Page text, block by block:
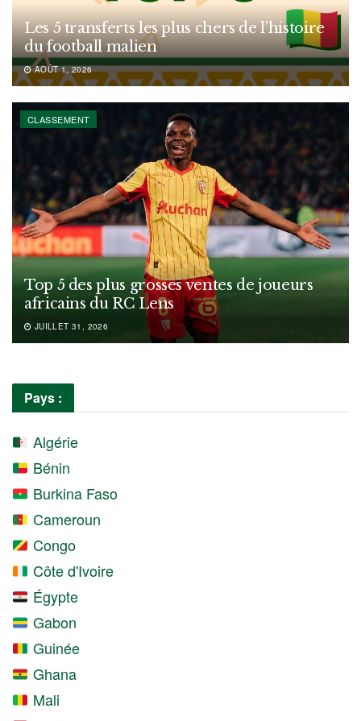
Les 5 transferts les plus chers de l’histoire
du football malien
AOÛT 1, 2026
CLASSEMENT
Top 5 des plus grosses ventes de joueurs
africains du RC Lens
JUILLET 31, 2026
Pays :
Algérie
Bénin
Burkina Faso
Cameroun
Congo
Côte d'Ivoire
Égypte
Gabon
Guinée
Ghana
Mali